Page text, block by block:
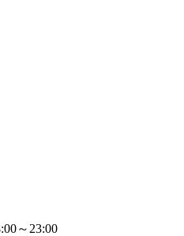
～23:00